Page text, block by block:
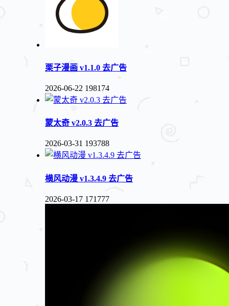
栗子漫画 v1.1.0 去广告
2026-06-22 198174
蒙太奇 v2.0.3 去广告
2026-03-31 193788
横风动漫 v1.3.4.9 去广告
2026-03-17 171777